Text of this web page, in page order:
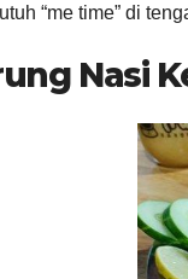
“me time” di
Nasi